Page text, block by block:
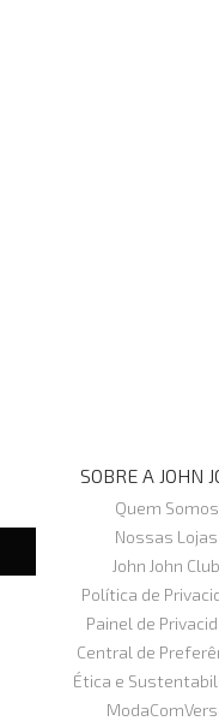
SOBRE A JOHN
Quem Somos
Nossas Lojas
John John Club
Política de
Painel de
Central de
Ética e